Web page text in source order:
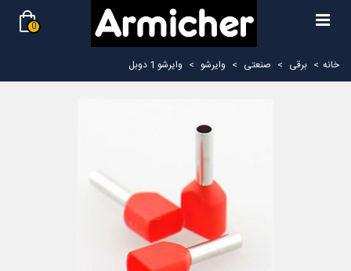
0
خانه > برقی > صنعتی > وایرشو > وایرشو 1 دوبل